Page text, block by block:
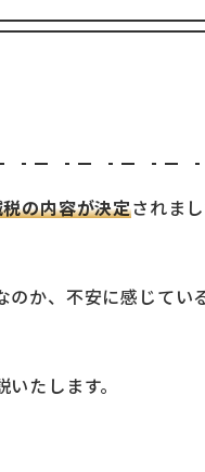
の内容が決定されまし
か、不安に感じてい
たします。